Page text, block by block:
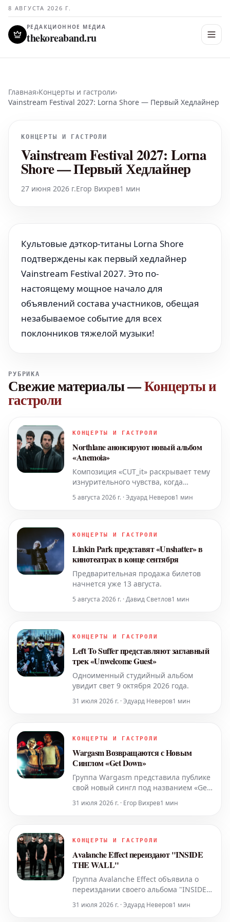
8 АВГУСТА 2026 Г.
РЕДАКЦИОННОЕ МЕДИА
thekoreaband.ru
Главная›Концерты и гастроли›
Vainstream Festival 2027: Lorna Shore — Первый Хедлайнер
КОНЦЕРТЫ И ГАСТРОЛИ
Vainstream Festival 2027: Lorna
Shore — Первый Хедлайнер
27 июня 2026 г.Егор Вихрев1 мин
Культовые дэткор-титаны Lorna Shore
подтверждены как первый хедлайнер
Vainstream Festival 2027. Это по-
настоящему мощное начало для
объявлений состава участников, обещая
незабываемое событие для всех
поклонников тяжелой музыки!
РУБРИКА
Свежие материалы—Концерты и
гастроли
КОНЦЕРТЫ И ГАСТРОЛИ
Northlane анонсируют новый альбом
«Anemoia»
Композиция «CUT_it» раскрывает тему
изнурительного чувства, когда
полное эмоциональное выгорание и
5 августа 2026 г. · Эдуард Неверов1 мин
КОНЦЕРТЫ И ГАСТРОЛИ
Linkin Park представят «Unshatter» в
кинотеатрах в конце сентября
Предварительная продажа билетов
начнется уже 13 августа.
5 августа 2026 г. · Давид Светлов1 мин
КОНЦЕРТЫ И ГАСТРОЛИ
Left To Suffer представляют заглавный
трек «Unwelcome Guest»
Одноименный студийный альбом
увидит свет 9 октября 2026 года.
31 июля 2026 г. · Эдуард Неверов1 мин
КОНЦЕРТЫ И ГАСТРОЛИ
Wargasm Возвращаются с Новым
Синглом «Get Down»
Группа Wargasm представила публике
свой новый сингл под названием «Get
первый релиз после недавнего и
истории коллектива.
31 июля 2026 г. · Егор Вихрев1 мин
КОНЦЕРТЫ И ГАСТРОЛИ
Avalanche Effect переиздают "INSIDE
THE WALL"
Группа Avalanche Effect объявила о
переиздании своего альбома "INSIDE
следующей студийной записью
31 июля 2026 г. · Эдуард Неверов1 мин